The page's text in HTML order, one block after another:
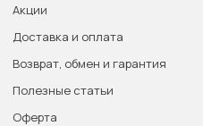
Акции
Доставка и оплата
Возврат, обмен и гарантия
Полезные статьи
Оферта